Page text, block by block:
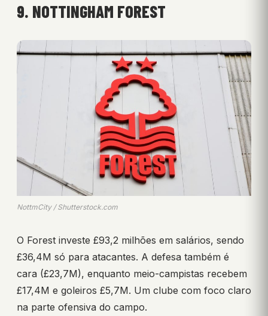
9. NOTTINGHAM FOREST
NottmCity / Shutterstock.com
O Forest investe £93,2 milhões em salários, sendo
£36,4M só para atacantes. A defesa também é
cara (£23,7M), enquanto meio-campistas recebem
£17,4M e goleiros £5,7M. Um clube com foco claro
na parte ofensiva do campo.